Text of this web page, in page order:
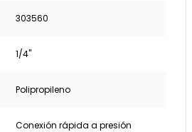
303560
1/4"
Polipropileno
Conexión rápida a presión